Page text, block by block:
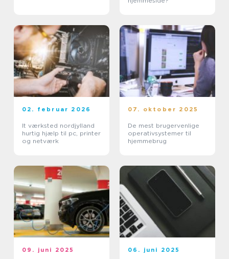
02. februar 2026
It værksted nordjylland
hurtig hjælp til pc, printer
og netværk
07. oktober 2025
De mest brugervenlige
operativsystemer til
hjemmebrug
09. juni 2025 06. juni 2025